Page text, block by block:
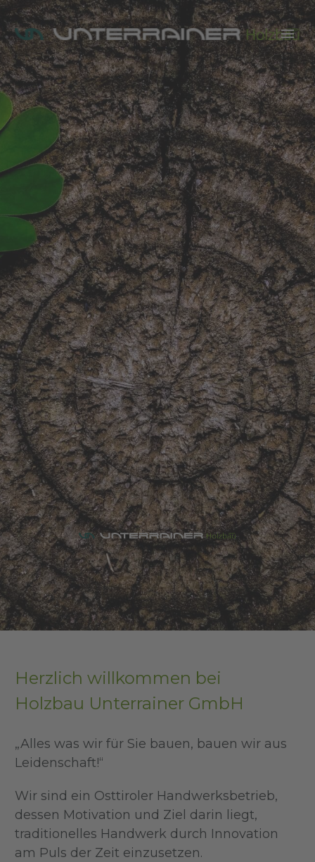
Herzlich willkommen bei
Holzbau Unterrainer GmbH
„Alles was wir für Sie bauen, bauen wir aus
Leidenschaft!“
Wir sind ein Osttiroler Handwerksbetrieb,
dessen Motivation und Ziel darin liegt,
traditionelles Handwerk durch Innovation
am Puls der Zeit einzusetzen.